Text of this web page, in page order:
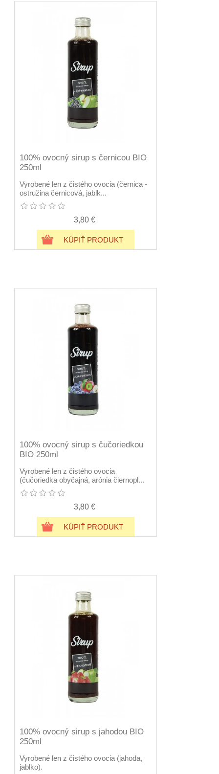
100% ovocný sirup s černicou BIO
250ml
Vyrobené len z čistého ovocia (černica -
ostružina černicová, jablk...
3,80 €
KÚPIŤ PRODUKT
100% ovocný sirup s čučoriedkou
BIO 250ml
Vyrobené len z čistého ovocia
(čučoriedka obyčajná, arónia čiernopl...
3,80 €
KÚPIŤ PRODUKT
100% ovocný sirup s jahodou BIO
250ml
Vyrobené len z čistého ovocia (jahoda,
jablko).